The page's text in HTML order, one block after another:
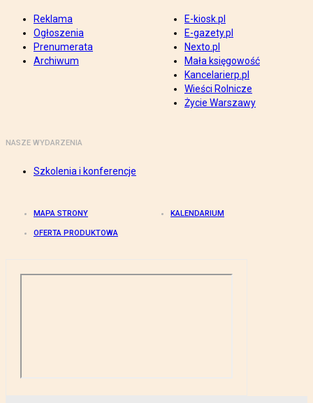
Reklama
Ogłoszenia
Prenumerata
Archiwum
E-kiosk.pl
E-gazety.pl
Nexto.pl
Mała księgowość
Kancelarierp.pl
Wieści Rolnicze
Życie Warszawy
NASZE WYDARZENIA
Szkolenia i konferencje
MAPA STRONY KALENDARIUM
OFERTA PRODUKTOWA